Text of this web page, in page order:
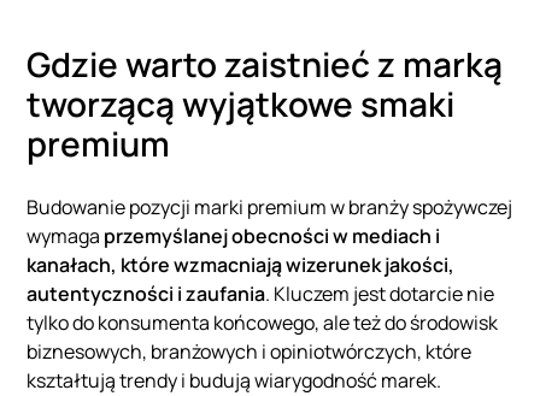
Gdzie warto zaistnieć z marką
tworzącą wyjątkowe smaki
premium
Budowanie pozycji marki premium w branży spożywczej
wymaga przemyślanej obecności w mediach i
kanałach, które wzmacniają wizerunek jakości,
autentyczności i zaufania. Kluczem jest dotarcie nie
tylko do konsumenta końcowego, ale też do środowisk
biznesowych, branżowych i opiniotwórczych, które
kształtują trendy i budują wiarygodność marek.